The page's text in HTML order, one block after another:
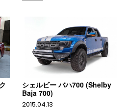
シェルビー バハ700 (Shelby
Baja 700)
2015.04.13